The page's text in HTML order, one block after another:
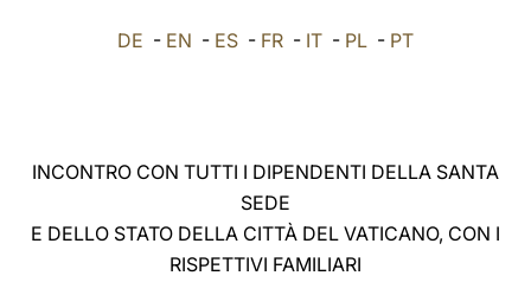
العربيّة DE - EN - ES - FR - IT - PL - PT
INCONTRO CON TUTTI I DIPENDENTI DELLA SANTA
SEDE
E DELLO STATO DELLA CITTÀ DEL VATICANO, CON I
RISPETTIVI FAMILIARI